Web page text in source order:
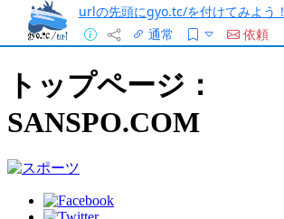
urlの先頭にgyo.tc/を付けてみよう！
通常
依頼